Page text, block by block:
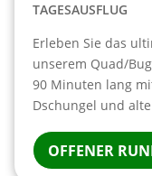
TAGESAUSFLUG
Erleben Sie das
unserem Quad/
90 Minuten lang
Dschungel und
OFFENER